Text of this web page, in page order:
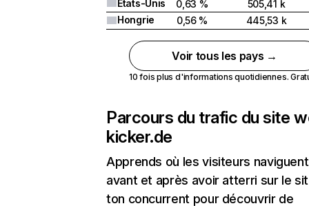
États-Unis
0,63 %
505,41 k
Hongrie
0,56 % 445,53 k
Voir tous les pays →
10 fois plus d'informations quotidiennes.
Parcours du trafic du site
kicker.de
Apprends où les visiteurs naviguent
avant et après avoir atterri sur le
ton concurrent pour découvrir de